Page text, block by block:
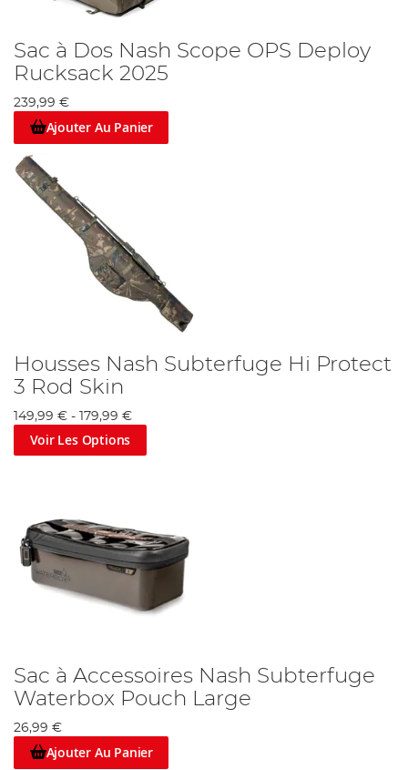
Sac à Dos Nash Scope OPS Deploy
Rucksack 2025
239,99 €
Ajouter Au Panier
Housses Nash Subterfuge Hi Protect
3 Rod Skin
149,99 € - 179,99 €
Voir Les Options
Sac à Accessoires Nash Subterfuge
Waterbox Pouch Large
26,99 €
Ajouter Au Panier